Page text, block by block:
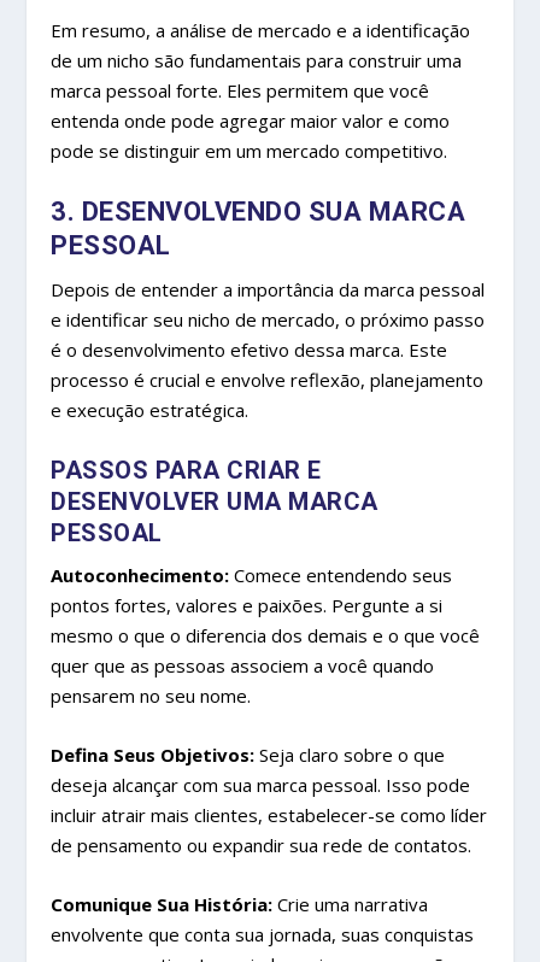
Em resumo, a análise de mercado e a identificação
de um nicho são fundamentais para construir uma
marca pessoal forte. Eles permitem que você
entenda onde pode agregar maior valor e como
pode se distinguir em um mercado competitivo.
3. DESENVOLVENDO SUA MARCA
PESSOAL
Depois de entender a importância da marca pessoal
e identificar seu nicho de mercado, o próximo passo
é o desenvolvimento efetivo dessa marca. Este
processo é crucial e envolve reflexão, planejamento
e execução estratégica.
PASSOS PARA CRIAR E
DESENVOLVER UMA MARCA
PESSOAL
Autoconhecimento:Comece entendendo seus
pontos fortes, valores e paixões. Pergunte a si
mesmo o que o diferencia dos demais e o que você
quer que as pessoas associem a você quando
pensarem no seu nome.
Defina Seus Objetivos: Seja claro sobre o que
deseja alcançar com sua marca pessoal. Isso pode
incluir atrair mais clientes, estabelecer-se como líder
de pensamento ou expandir sua rede de contatos.
Comunique Sua História: Crie uma narrativa
envolvente que conta sua jornada, suas conquistas